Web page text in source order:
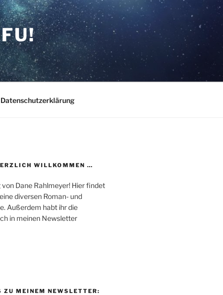
Datenschutzerklärung
WILLKOMMEN …
Dane Rahlmeyer! Hier findet
diversen Roman- und
Außerdem habt ihr die
in meinen Newsletter
ZU MEINEM NEWSLETTER: